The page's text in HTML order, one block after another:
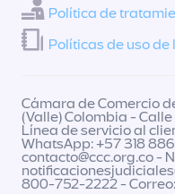
Política de
Políticas de uso de
Cámara de Comercio
(Valle) Colombia - Calle
Línea de servicio al
WhatsApp: +57 318
contacto@ccc.org.co-
800-752-2222 - Correo: